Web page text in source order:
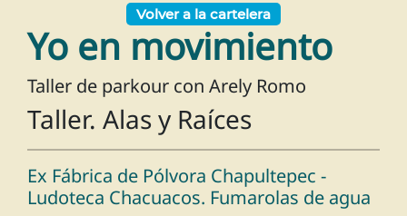
Volver a la cartelera
Yo en movimiento
Taller de parkour con Arely Romo
Taller. Alas y Raíces
Ex Fábrica de Pólvora Chapultepec -
Ludoteca Chacuacos. Fumarolas de agua